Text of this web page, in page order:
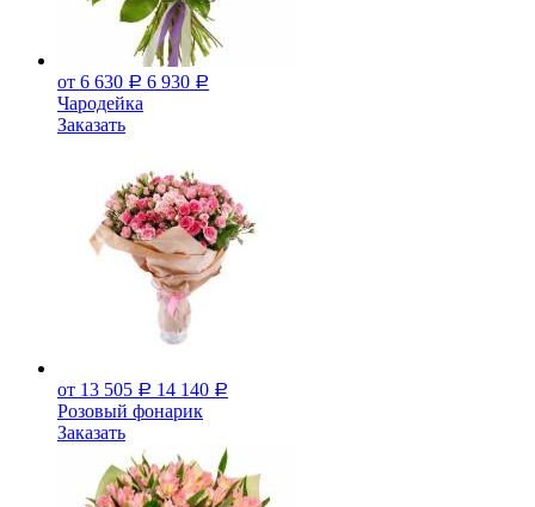
от 6 630 Р 6 930 Р
Чародейка
Заказать
от 13 505 Р 14 140 Р
Розовый фонарик
Заказать